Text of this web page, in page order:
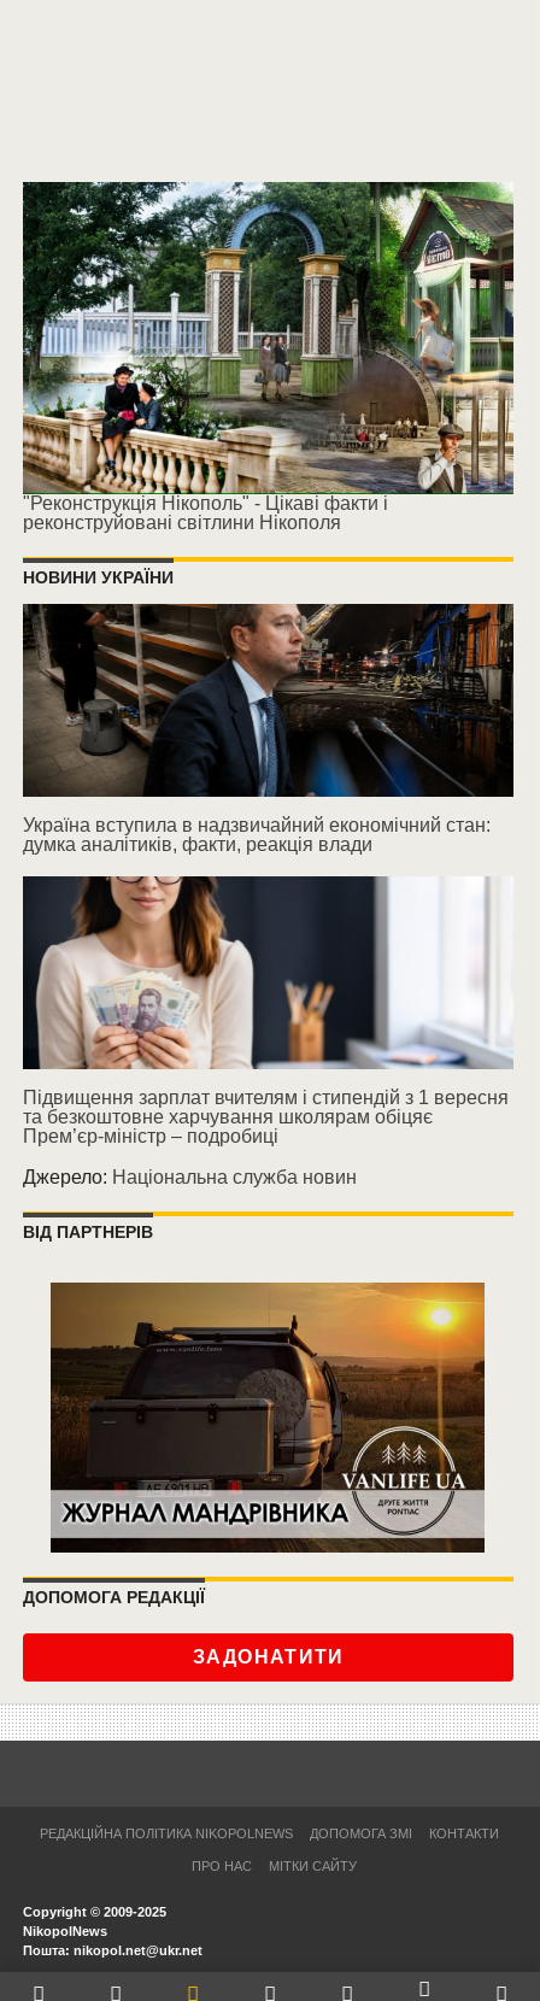
"Реконструкція Нікополь" - Цікаві факти і
реконструйовані світлини Нікополя
НОВИНИ УКРАЇНИ
Україна вступила в надзвичайний економічний стан:
думка аналітиків, факти, реакція влади
Підвищення зарплат вчителям і стипендій з 1 вересня
та безкоштовне харчування школярам обіцяє
Прем’єр-міністр – подробиці
Джерело: Національна служба новин
ВІД ПАРТНЕРІВ
ДОПОМОГА РЕДАКЦІЇ
ЗАДОНАТИТИ
РЕДАКЦІЙНА ПОЛІТИКА NIKOPOLNEWS ДОПОМОГА ЗМІ КОНТАКТИ
ПРО НАС МІТКИ САЙТУ
Copyright © 2009-2025
NikopolNews
Пошта: nikopol.net@ukr.net